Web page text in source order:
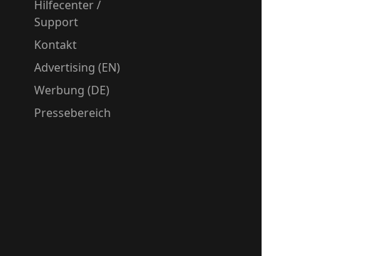
Hilfecenter /
Support
Kontakt
Advertising (EN)
Werbung (DE)
Pressebereich